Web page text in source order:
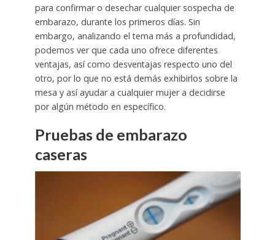
para confirmar o desechar cualquier sospecha de
embarazo, durante los primeros días. Sin
embargo, analizando el tema más a profundidad,
podemos ver que cada uno ofrece diferentes
ventajas, así como desventajas respecto uno del
otro, por lo que no está demás exhibirlos sobre la
mesa y así ayudar a cualquier mujer a decidirse
por algún método en específico.
Pruebas de embarazo
caseras